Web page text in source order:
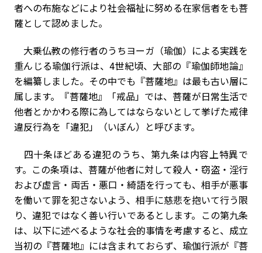
者への布施などにより社会福祉に努める在家信者をも菩
薩として認めました。
大乗仏教の修行者のうちヨーガ（瑜伽）による実践を
重んじる瑜伽行派は、4世紀頃、大部の『瑜伽師地論』
を編纂しました。その中でも『菩薩地』は最も古い層に
属します。『菩薩地』「戒品」では、菩薩が日常生活で
他者とかかわる際に為してはならないとして挙げた戒律
違反行為を「違犯」（いぼん）と呼びます。
四十条ほどある違犯のうち、第九条は内容上特異で
す。この条項は、菩薩が他者に対して殺人・窃盗・淫行
および虚言・両舌・悪口・綺語を行っても、相手が悪事
を働いて罪を犯さないよう、相手に慈悲を抱いて行う限
り、違犯ではなく善い行いであるとします。この第九条
は、以下に述べるような社会的事情を考慮すると、成立
当初の『菩薩地』には含まれておらず、瑜伽行派が『菩